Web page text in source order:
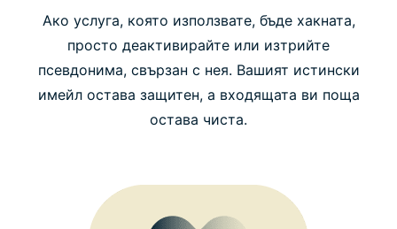
Ако услуга, която използвате, бъде хакната,
просто деактивирайте или изтрийте
псевдонима, свързан с нея. Вашият истински
имейл остава защитен, а входящата ви поща
остава чиста.